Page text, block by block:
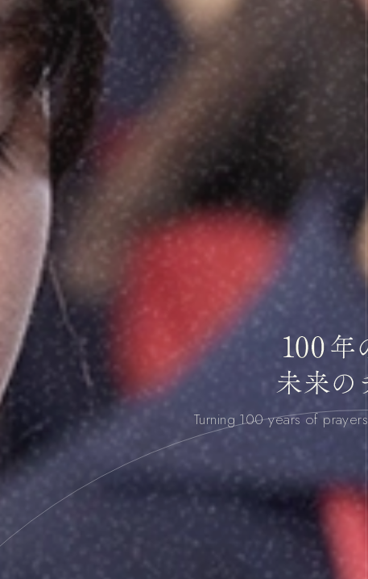
Turning 100 years of prayers